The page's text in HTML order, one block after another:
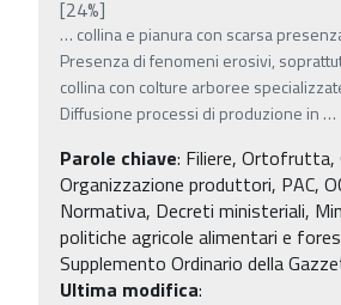
[24%]
… collina e pianura con scarsa
Presenza di fenomeni erosivi,
collina con colture arboree
Diffusione processi di produzione in …
Parole chiave: Filiere,
Organizzazione produttori, PAC,
Normativa, Decreti ministeriali,
politiche agricole alimentari e
Supplemento Ordinario della
Ultima modifica: